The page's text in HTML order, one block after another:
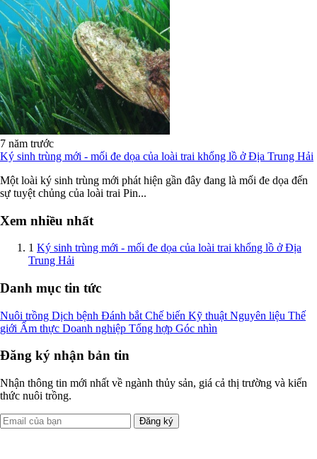
7 năm trước
Ký sinh trùng mới - mối đe dọa của loài trai khổng lồ ở Địa Trung Hải
Một loài ký sinh trùng mới phát hiện gần đây đang là mối đe dọa đến
sự tuyệt chủng của loài trai Pin...
Xem nhiều nhất
1 Ký sinh trùng mới - mối đe dọa của loài trai khổng lồ ở Địa
Trung Hải
Danh mục tin tức
Nuôi trồng Dịch bệnh Đánh bắt Chế biến Kỹ thuật Nguyên liệu Thế
giới Ẩm thực Doanh nghiệp Tổng hợp Góc nhìn
Đăng ký nhận bản tin
Nhận thông tin mới nhất về ngành thủy sản, giá cả thị trường và kiến
thức nuôi trồng.
Đăng ký